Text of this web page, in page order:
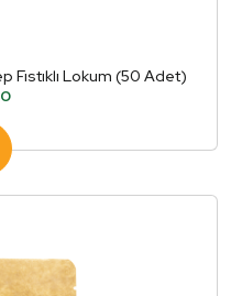
Fıstıklı Lokum (50 Adet)